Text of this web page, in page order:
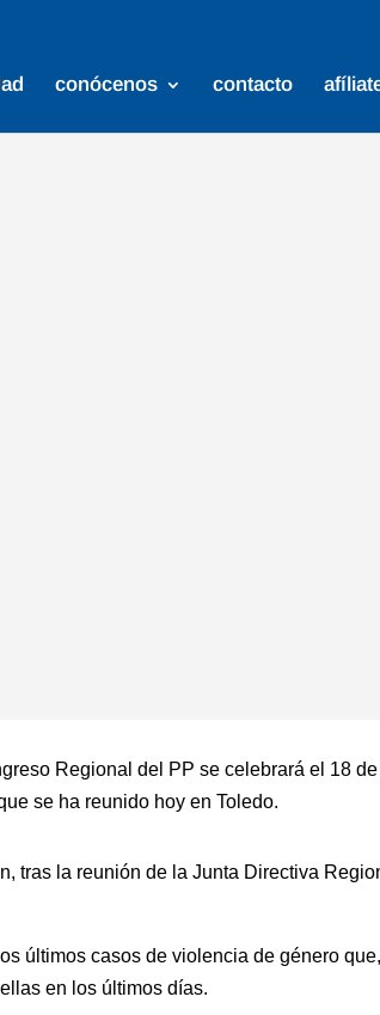
conócenos contacto
Regional del PP se celebrará el 18
se ha reunido hoy en Toledo.
tras la reunión de la Junta Directiva
últimos casos de violencia de género que,
en los últimos días.